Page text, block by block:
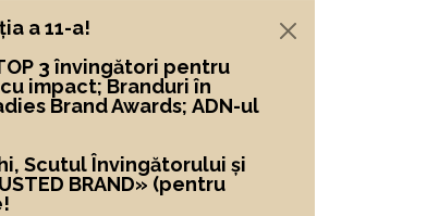
a 11-a!
3 învingători pentru
impact; Branduri în
Brand Awards; ADN-ul
Scutul Învingătorului și
BRAND» (pentru